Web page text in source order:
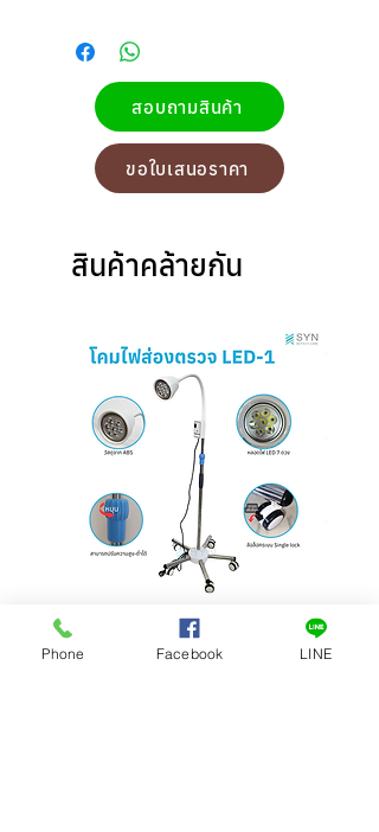
สอบถามสินค้า
ขอใบเสนอราคา
สินค้าคล้ายกัน
โคมไฟส่องตรวจ LED 7 ดวง รุ่น
LED-1
โคมไ
รุ่น
Phone Facebook LINE